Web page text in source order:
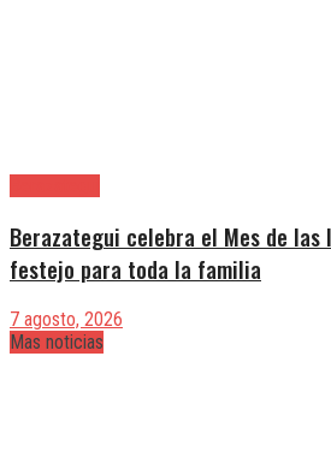
Berazategui celebra el Mes de
festejo para toda la familia
7 agosto, 2026
Mas noticias